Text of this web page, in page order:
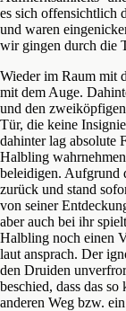
es sich offensichtlich
und waren
wir gingen durch die
Wieder im Raum mit
mit dem Auge.
und den
Tür, die keine
dahinter lag absolute
Halbling
beleidigen. Aufgrund
zurück und stand
von seiner
aber auch bei ihr
Halbling noch einen
laut ansprach. Der
den Druiden
beschied, dass das
anderen Weg bzw.